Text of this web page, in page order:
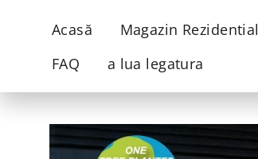
Acasă Magazin Rezidential
FAQ
a lua legatura